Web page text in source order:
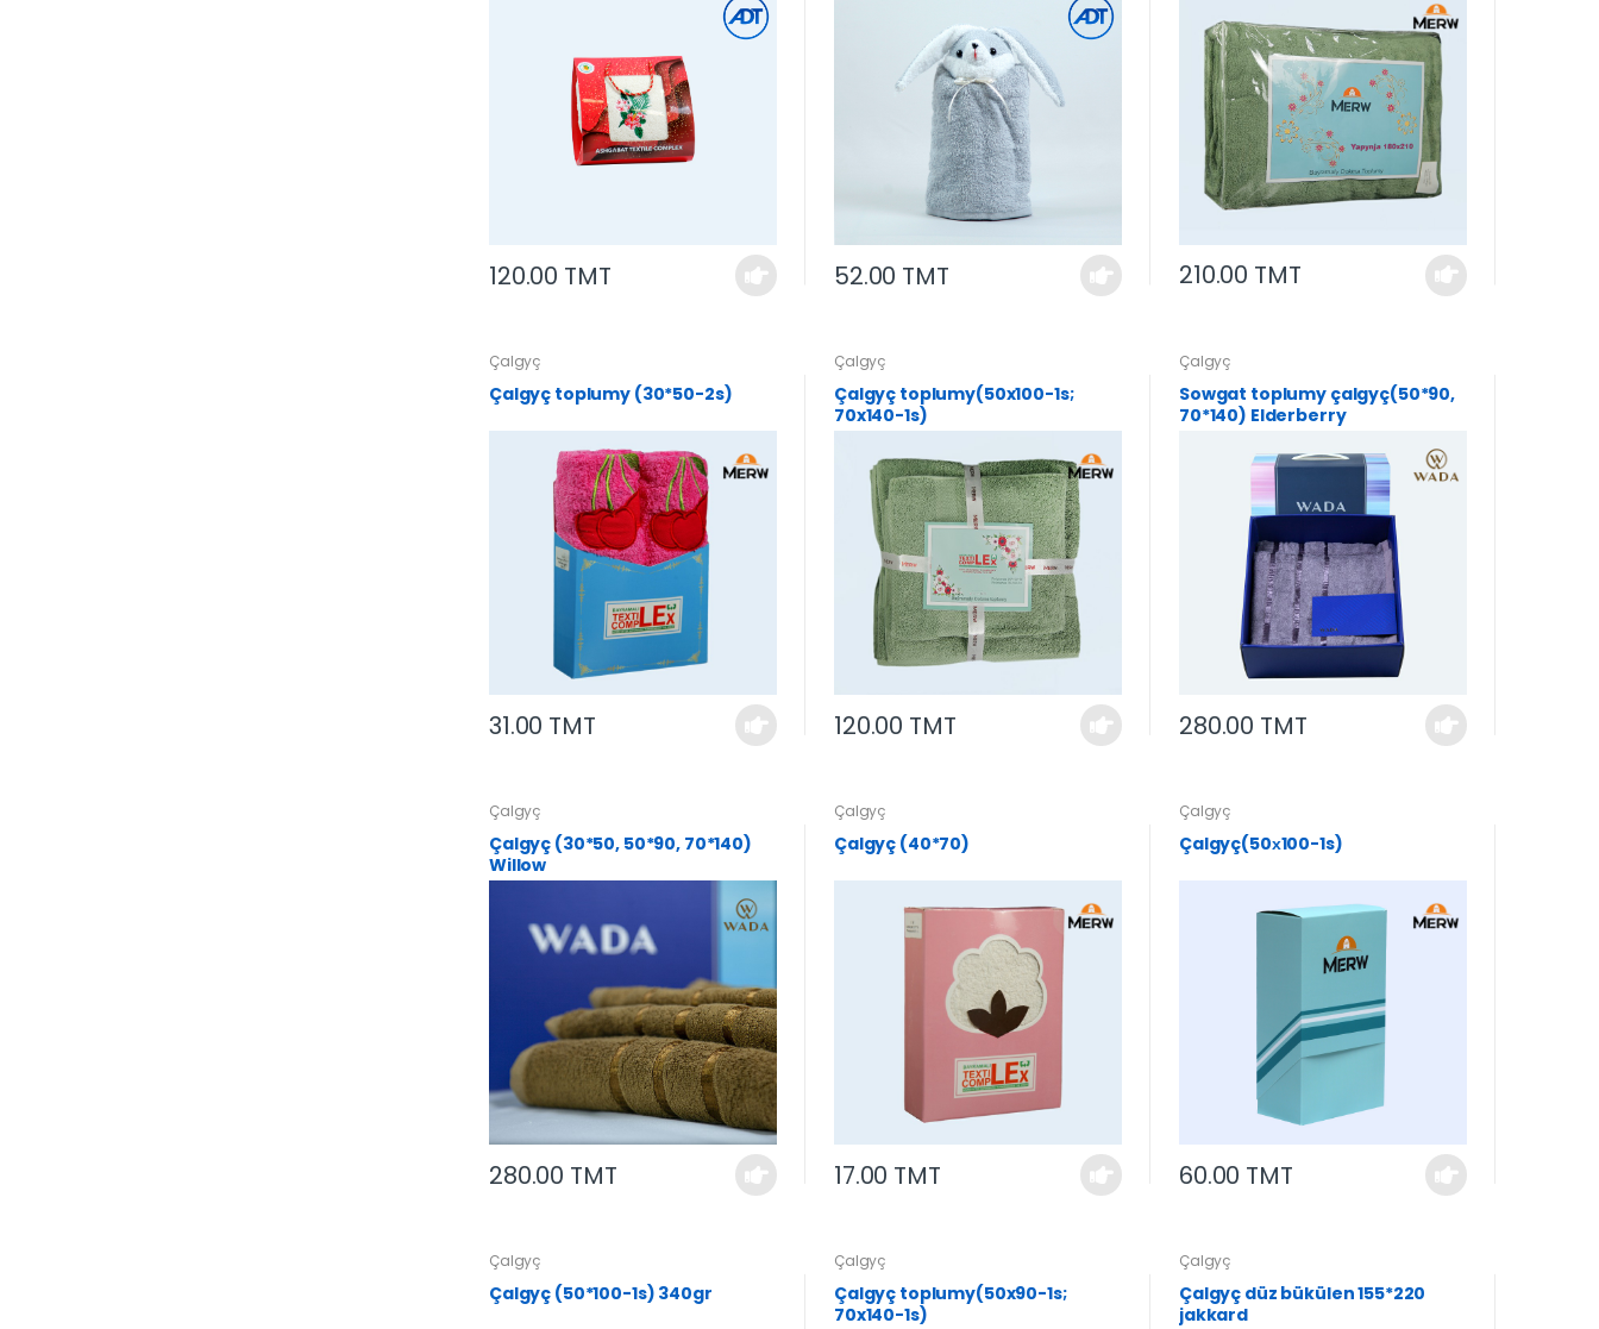
120.00 TMT 52.00 TMT 210.00 TMT
Çalgyç
Çalgyç toplumy (30*50-2s)
31.00 TMT
Çalgyç
Çalgyç toplumy(50x100-1s;
70x140-1s)
120.00 TMT
Çalgyç
Sowgat toplumy çalgyç(50*90,
70*140) Elderberry
280.00 TMT
Çalgyç
Çalgyç (30*50, 50*90, 70*140)
Willow
280.00 TMT
Çalgyç
Çalgyç (40*70)
17.00 TMT
Çalgyç
Çalgyç(50х100-1s)
60.00 TMT
Çalgyç
Çalgyç (50*100-1s) 340gr
Çalgyç
Çalgyç toplumy(50x90-1s;
70x140-1s)
Çalgyç
Çalgyç düz bükülen 155*220
jakkard